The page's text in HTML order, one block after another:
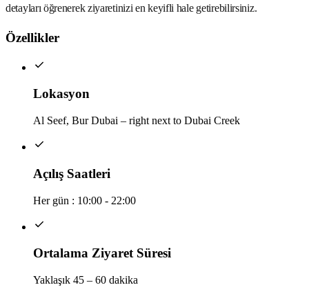
detayları öğrenerek ziyaretinizi en keyifli hale getirebilirsiniz.
Özellikler
Lokasyon
Al Seef, Bur Dubai – right next to Dubai Creek
Açılış Saatleri
Her gün : 10:00 - 22:00
Ortalama Ziyaret Süresi
Yaklaşık 45 – 60 dakika